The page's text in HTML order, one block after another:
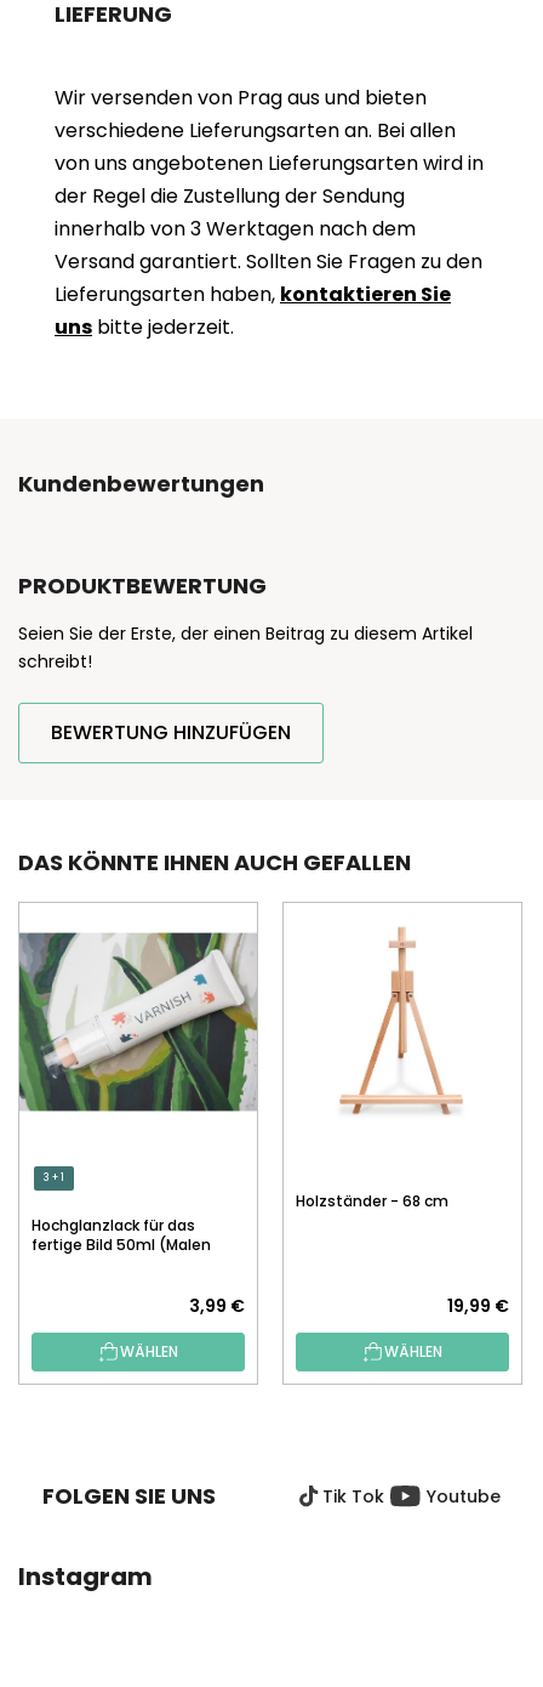
LIEFERUNG
Wir versenden von Prag aus und bieten
verschiedene Lieferungsarten an. Bei allen
von uns angebotenen Lieferungsarten wird in
der Regel die Zustellung der Sendung
innerhalb von 3 Werktagen nach dem
Versand garantiert. Sollten Sie Fragen zu den
Lieferungsarten haben, kontaktieren Sie
uns bitte jederzeit.
Kundenbewertungen
PRODUKTBEWERTUNG
Seien Sie der Erste, der einen Beitrag zu diesem Artikel
schreibt!
BEWERTUNG HINZUFÜGEN
DAS KÖNNTE IHNEN AUCH GEFALLEN
3 + 1
Hochglanzlack für das
fertige Bild 50ml (Malen
3,99 €
WÄHLEN
Holzständer - 68 cm
19,99 €
WÄHLEN
FOLGEN SIE UNS Tik Tok Youtube
Instagram